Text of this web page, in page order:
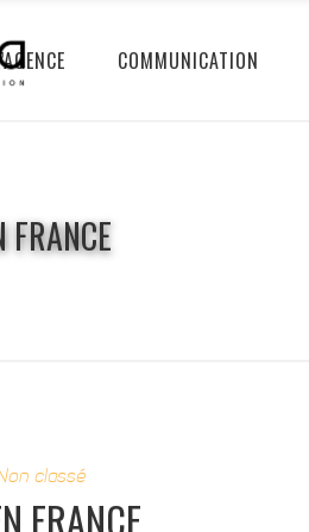
COMMUNICATION
FRANCE
classé
FRANCE